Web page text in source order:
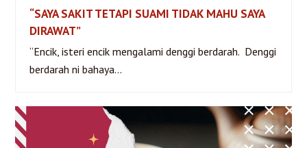
“SAYA SAKIT TETAPI SUAMI TIDAK MAHU SAYA
DIRAWAT”
“SAYA SAKIT TETAPI SUAMI TIDAK MAHU SAYA
DIRAWAT”
“Encik, isteri encik mengalami denggi berdarah. Denggi
berdarah ni bahaya…